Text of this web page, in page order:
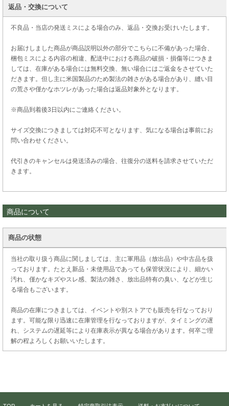
返品・交換について
不良品・当店の発送ミスによる場合のみ、返品・交換お受けいたします。
お届けしました商品が商品説明以外の部分でこちらに不備があった場合、
梱包ミスによる内容の相違、配送中における商品の破損・損傷等につきま
しては、在庫がある場合には無料交換、無い場合にはご返金をさせていた
だきます。但し主に米国製品のため製法の雑さがある場合があり、縫い目
の荒さや僅かなホツレがあった場合は返品対象外となります。
※商品到着後3日以内にご連絡ください。
サイズ交換につきましては対応不可となります、気になる場合は事前にお
問い合わせください。
代引きのキャンセルは発送済みの場合、往復分の送料を請求させていただ
きます。
商品について
商品の状態
当社の取り扱う商品に関しましては、主に軍用品（放出品）や中古品を扱
っております。たとえ新品・未使用品であっても保管状況により、細かい
汚れ、僅かなキズやスレ感、製法の雑さ、放出品特有の臭い、などが生じ
る場合もございます。
商品の在庫につきましては、イベントや別ストアでも販売を行なっており
ます。可能な限り迅速に在庫管理を行なっておりますが、タイミングの遅
れ、システムの遅延等により在庫表示が異なる場合があります。何卒ご理
解の程よろしくお願いいたします。